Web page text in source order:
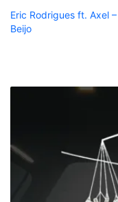
Eric Rodrigues ft. Axel –
Beijo